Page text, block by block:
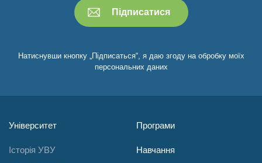
Натиснувши кнопку „Підписаться“, я даю згоду на обробку моїх
персональних даних
Університет
Історія УВУ
Програми
Навчання